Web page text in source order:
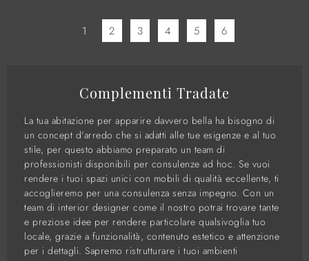
1 2 3 4 5 6
Complementi Tradate
La tua abitazione per apparire davvero bella ha bisogno di
un concept d'arredo che si adatti alle tue esigenze e al tuo
stile, per questo abbiamo preparato un team di
professionisti disponibili per consulenze ad hoc. Se vuoi
rendere i tuoi spazi unici con mobili di qualità eccellente, ti
accoglieremo per una consulenza senza impegno. Con un
team di interior designer come il nostro potrai trovare tante
e preziose idee per rendere particolare qualsivoglia tuo
locale, grazie a funzionalità, contenuto estetico e attenzione
per i dettagli. Sapremo ristrutturare i tuoi ambienti